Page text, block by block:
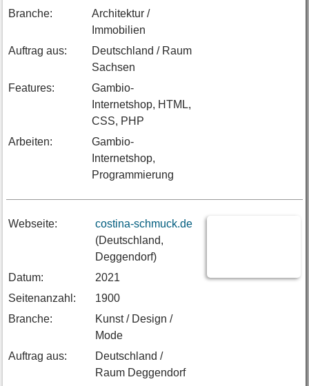
Branche:
Architektur /
Immobilien
Auftrag aus:
Deutschland / Raum
Sachsen
Features:
Gambio-
Internetshop, HTML,
CSS, PHP
Arbeiten:
Gambio-
Internetshop,
Programmierung
Webseite:
costina-schmuck.de
(Deutschland,
Deggendorf)
Datum:
2021
Seitenanzahl:
1900
Branche:
Kunst / Design /
Mode
Auftrag aus:
Deutschland /
Raum Deggendorf